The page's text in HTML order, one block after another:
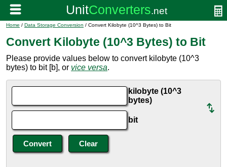
Home / Data Storage Conversion / Convert Kilobyte (10^3 Bytes) to Bit
Convert Kilobyte (10^3 Bytes) to Bit
Please provide values below to convert kilobyte (10^3
bytes) to bit [b], or vice versa.
kilobyte (10^3
bytes)
bit